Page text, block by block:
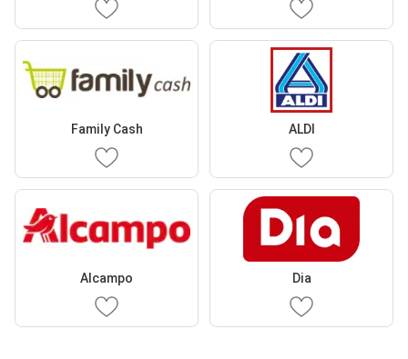
Family Cash ALDI
Alcampo Dia